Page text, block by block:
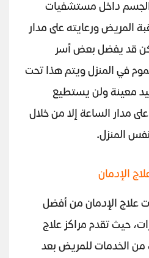
داخل مستشفيات
المريض ورعايته على مدار
قد يفضل بعض أسر
في المنزل ويتم هذا تحت
معينة ولن يستطيع
مدار الساعة إلا من خلال
المنزل.
علاج الإدمان من أفضل
حيث تقدم مراكز علاج
الخدمات للمريض بعد